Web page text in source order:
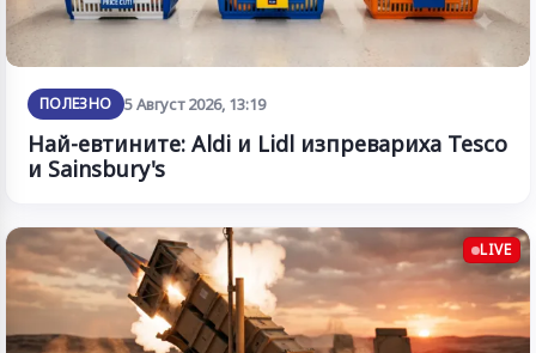
ПОЛЕЗНО 5 Август 2026, 13:19
Най-евтините: Aldi и Lidl изпревариха Tesco
и Sainsbury's
LIVE